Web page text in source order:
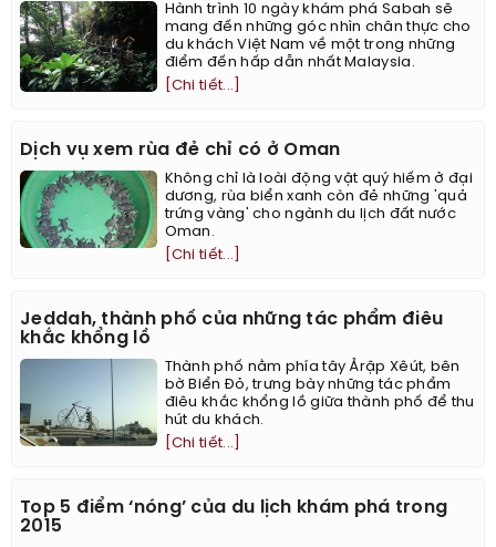
Hành trình 10 ngày khám phá Sabah sẽ
mang đến những góc nhìn chân thực cho
du khách Việt Nam về một trong những
điểm đến hấp dẫn nhất Malaysia.
[Chi tiết...]
Dịch vụ xem rùa đẻ chỉ có ở Oman
Không chỉ là loài động vật quý hiếm ở đại
dương, rùa biển xanh còn đẻ những 'quả
trứng vàng' cho ngành du lịch đất nước
Oman.
[Chi tiết...]
Jeddah, thành phố của những tác phẩm điêu
khắc khổng lồ
Thành phố nằm phía tây Ảrập Xêút, bên
bờ Biển Đỏ, trưng bày những tác phẩm
điêu khắc khổng lồ giữa thành phố để thu
hút du khách.
[Chi tiết...]
Top 5 điểm ‘nóng’ của du lịch khám phá trong
2015